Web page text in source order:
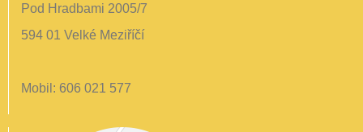
Pod Hradbami 2005/7
594 01 Velké Meziříčí
Mobil: 606 021 577